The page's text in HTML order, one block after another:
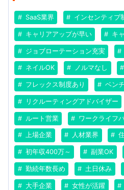
SaaS業界 インセンティブ
キャリアアップが早い キ
ジョブローテーション充実
ネイルOK ノルマなし
フレックス制度あり ベン
リクルーティングアドバイザー
ルート営業 ワークライフ
上場企業 人材業界
初年収400万～ 副業OK
勤続年数長め 土日休み
大手企業 女性が活躍